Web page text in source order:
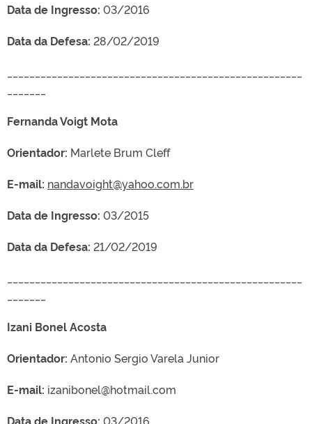
Data de Ingresso: 03/2016
Data da Defesa: 28/02/2019
Fernanda Voigt Mota
Orientador: Marlete Brum Cleff
E-mail: nandavoight@yahoo.com.br
Data de Ingresso: 03/2015
Data da Defesa: 21/02/2019
Izani Bonel Acosta
Orientador: Antonio Sergio Varela Junior
E-mail: izanibonel@hotmail.com
Data de Ingresso: 03/2016